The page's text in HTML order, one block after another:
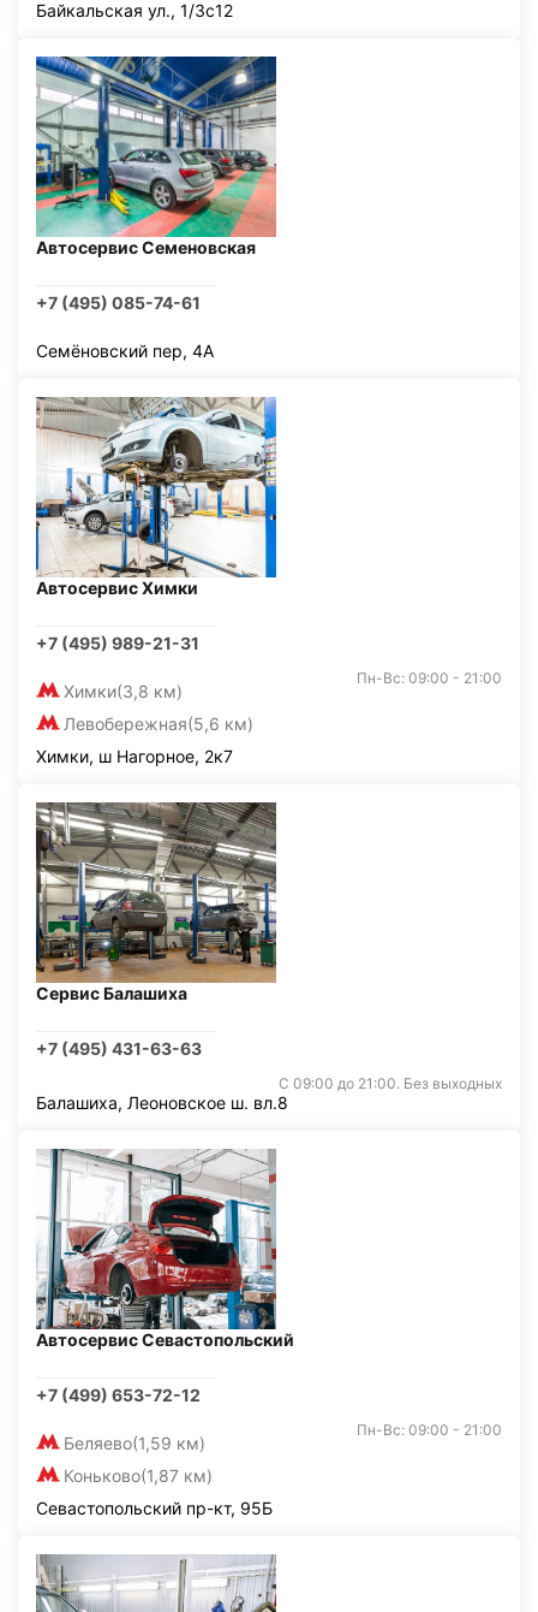
Байкальская ул., 1/3с12
Автосервис Семеновская
+7 (495) 085-74-61
Семёновский пер, 4А
Автосервис Химки
+7 (495) 989-21-31
Химки(3,8 км)
Левобережная(5,6 км)
Пн-Вс: 09:00 - 21:00
Химки, ш Нагорное, 2к7
Сервис Балашиха
+7 (495) 431-63-63
С 09:00 до 21:00. Без выходных
Балашиха, Леоновское ш. вл.8
Автосервис Севастопольский
+7 (499) 653-72-12
Беляево(1,59 км)
Коньково(1,87 км)
Пн-Вс: 09:00 - 21:00
Севастопольский пр-кт, 95Б